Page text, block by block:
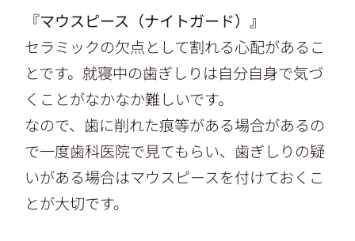
『マウスピース（ナイトガード）』
セラミックの欠点として割れる心配があるこ
とです。就寝中の歯ぎしりは自分自身で気づ
くことがなかなか難しいです。
なので、歯に削れた痕等がある場合があるの
で一度歯科医院で見てもらい、歯ぎしりの疑
いがある場合はマウスピースを付けておくこ
とが大切です。